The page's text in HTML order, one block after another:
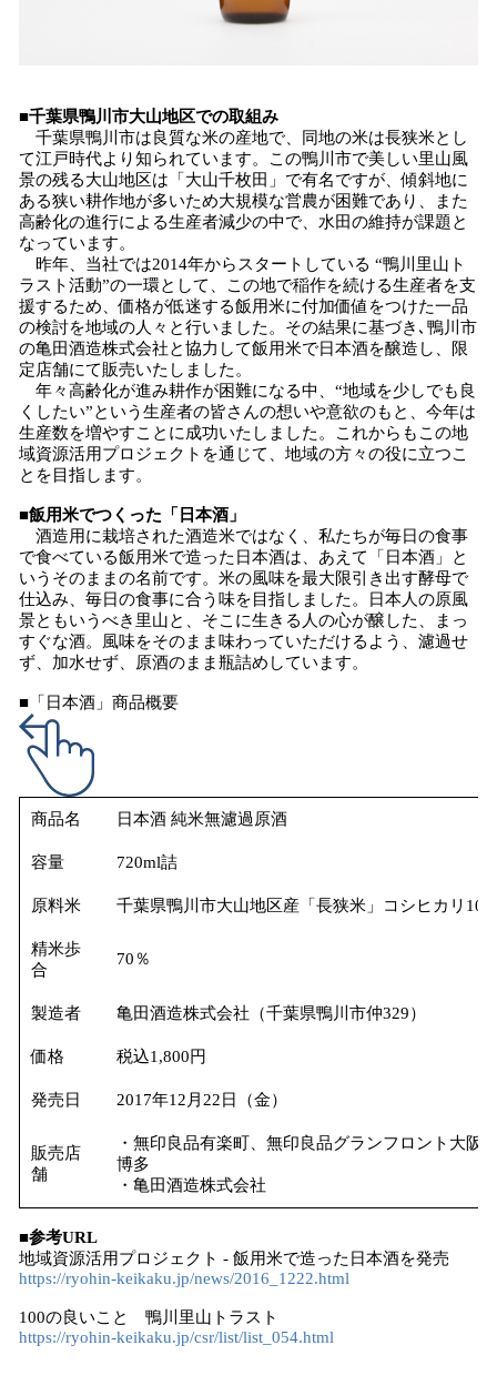
■千葉県鴨川市大山地区での取組み
千葉県鴨川市は良質な米の産地で、同地の米は長狭米とし
て江戸時代より知られています。この鴨川市で美しい里山風
景の残る大山地区は「大山千枚田」で有名ですが、傾斜地に
ある狭い耕作地が多いため大規模な営農が困難であり、また
高齢化の進行による生産者減少の中で、水田の維持が課題と
なっています。
昨年、当社では2014年からスタートしている “鴨川里山ト
ラスト活動”の一環として、この地で稲作を続ける生産者を支
援するため、価格が低迷する飯用米に付加価値をつけた一品
の検討を地域の人々と行いました。その結果に基づき､鴨川市
の亀田酒造株式会社と協力して飯用米で日本酒を醸造し、限
定店舗にて販売いたしました。
年々高齢化が進み耕作が困難になる中、“地域を少しでも良
くしたい”という生産者の皆さんの想いや意欲のもと、今年は
生産数を増やすことに成功いたしました。これからもこの地
域資源活用プロジェクトを通じて、地域の方々の役に立つこ
とを目指します。
■飯用米でつくった「日本酒」
酒造用に栽培された酒造米ではなく、私たちが毎日の食事
で食べている飯用米で造った日本酒は、あえて「日本酒」と
いうそのままの名前です。米の風味を最大限引き出す酵母で
仕込み、毎日の食事に合う味を目指しました。日本人の原風
景ともいうべき里山と、そこに生きる人の心が醸した、まっ
すぐな酒。風味をそのまま味わっていただけるよう、濾過せ
ず、加水せず、原酒のまま瓶詰めしています。
■「日本酒」商品概要
商品名 日本酒 純米無濾過原酒
容量 720ml詰
原料米 千葉県鴨川市大山地区産「長狭米」コシヒカリ
精米歩
合
70％
製造者 亀田酒造株式会社（千葉県鴨川市仲329）
価格 税込1,800円
発売日 2017年12月22日（金）
販売店
舗
・無印良品有楽町、無印良品グランフロント大阪
博多
・亀田酒造株式会社
■参考URL
地域資源活用プロジェクト - 飯用米で造った日本酒を発売
https://ryohin-keikaku.jp/news/2016_1222.html
100の良いこと 鴨川里山トラスト
https://ryohin-keikaku.jp/csr/list/list_054.html